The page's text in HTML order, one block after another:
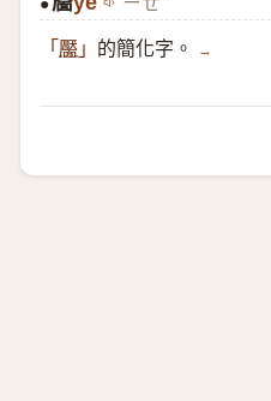
●
「 靨 」 的簡化字。 →